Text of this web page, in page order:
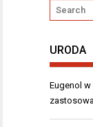
URODA
Eugenol